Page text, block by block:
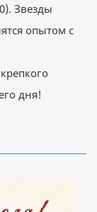
). Звезды
опытом с
дня!